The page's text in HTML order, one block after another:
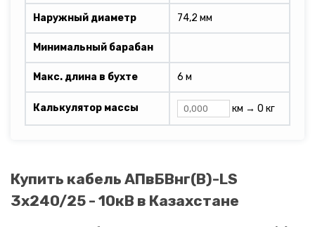
Наружный диаметр 74,2 мм
Минимальный барабан
Макс. длина в бухте 6 м
Калькулятор массы км → 0 кг
Купить кабель АПвБВнг(B)-LS
3х240/25 - 10кВ в Казахстане